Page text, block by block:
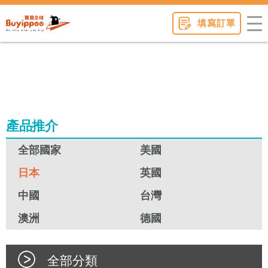
填寫訂單
產品推介
全部國家
美國
日本
英國
中國
台灣
澳洲
德國
全部分類